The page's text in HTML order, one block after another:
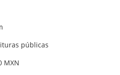
públicas
MXN